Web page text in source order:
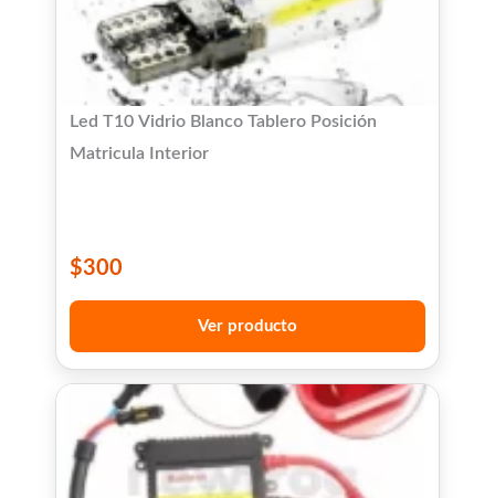
Led T10 Vidrio Blanco Tablero Posición
Matricula Interior
$300
Ver producto